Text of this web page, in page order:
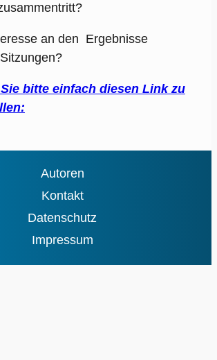
an den Ergebnisse
bitte einfach diesen Link zu
Autoren
Kontakt
Datenschutz
Impressum